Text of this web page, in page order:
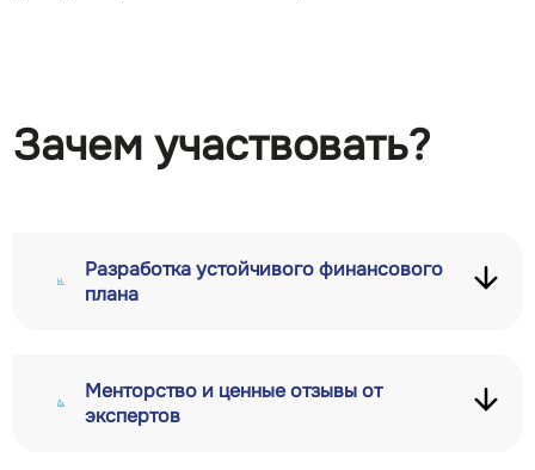
Зачем участвовать?
Разработка устойчивого финансового
плана
Менторство и ценные отзывы от
экспертов